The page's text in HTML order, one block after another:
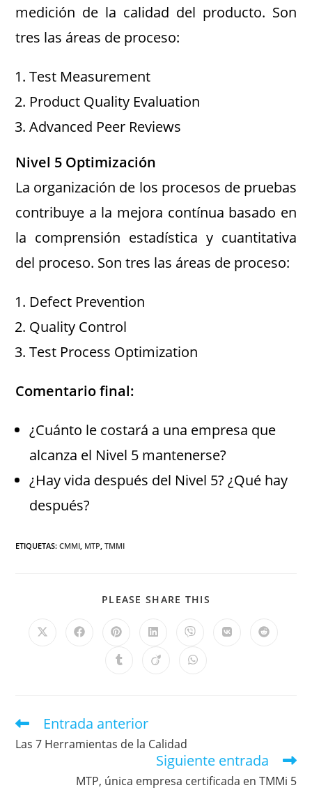
medición de la calidad del producto. Son
tres las áreas de proceso:
Test Measurement
Product Quality Evaluation
Advanced Peer Reviews
Nivel 5 Optimización
La organización de los procesos de pruebas
contribuye a la mejora contínua basado en
la comprensión estadística y cuantitativa
del proceso. Son tres las áreas de proceso:
Defect Prevention
Quality Control
Test Process Optimization
Comentario final:
¿Cuánto le costará a una empresa que
alcanza el Nivel 5 mantenerse?
¿Hay vida después del Nivel 5? ¿Qué hay
después?
ETIQUETAS:CMMI, MTP, TMMI
PLEASE SHARE THIS
Entrada anterior
Las 7 Herramientas de la Calidad
Siguiente entrada
MTP, única empresa certificada en TMMi 5